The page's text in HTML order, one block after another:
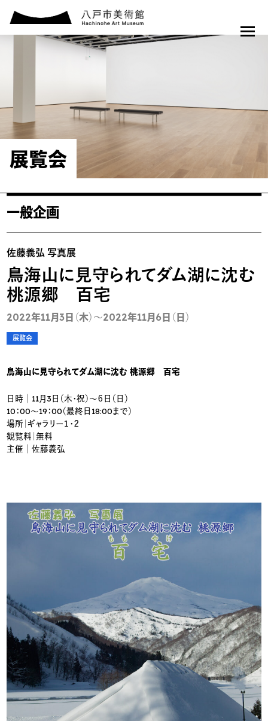
展覧会
一般企画
佐藤義弘 写真展
鳥海山に見守られてダム湖に沈む
桃源郷 百宅
2022年11月3日（木）～2022年11月6日（日）
展覧会
鳥海山に見守られてダム湖に沈む 桃源郷 百宅
日時│11月3日（木・祝）～６日（日）
10：00～19：00（最終日18:00まで）
場所｜ギャラリー１・２
観覧料｜無料
主催│佐藤義弘